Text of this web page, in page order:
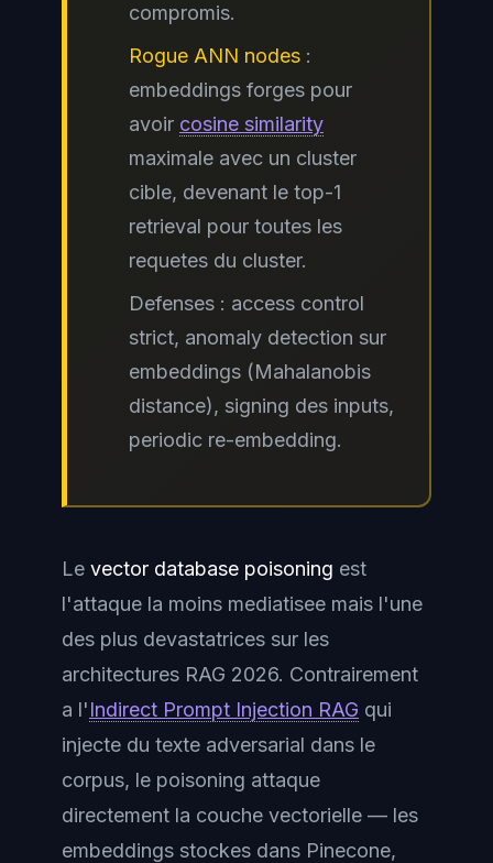
compromis.
Rogue ANN nodes :
embeddings forges pour
avoir cosine similarity
maximale avec un cluster
cible, devenant le top-1
retrieval pour toutes les
requetes du cluster.
Defenses : access control
strict, anomaly detection sur
embeddings (Mahalanobis
distance), signing des inputs,
periodic re-embedding.
Le vector database poisoning est
l'attaque la moins mediatisee mais l'une
des plus devastatrices sur les
architectures RAG 2026. Contrairement
a l'Indirect Prompt Injection RAG qui
injecte du texte adversarial dans le
corpus, le poisoning attaque
directement la couche vectorielle — les
embeddings stockes dans Pinecone,